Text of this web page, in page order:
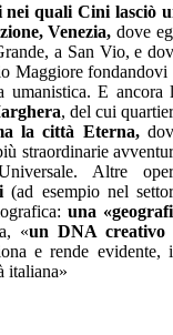
nei quali Cini lasciò
Venezia,dove
a San Vio, e
Maggiore
umanistica. E ancora
, del cui
la città Eterna,
straordinarie
Altre
(ad esempio nel
una
«un DNA creativo
e rende evidente,
italiana»